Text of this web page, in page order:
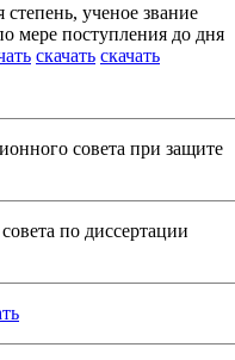
ученое звание
мере поступления до дня
скачать скачать
совета при защите
по диссертации